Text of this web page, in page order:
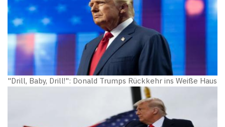
"Drill, Baby, Drill!": Donald Trumps Rückkehr ins Weiße Haus